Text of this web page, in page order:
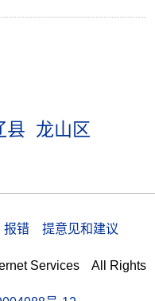
县 龙山区
错 提意见和建议
Services All Rights